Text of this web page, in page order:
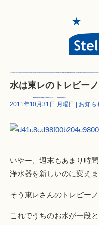
水は東レのトレビー
2011年10月31日 月曜日 | お知ら
いやー、週末もあまり時
浄水器を新しいのに変え
そう東レさんのトレビーノ
これでうちのお水が一段